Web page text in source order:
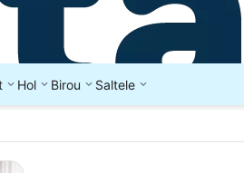
Hol Birou Saltele